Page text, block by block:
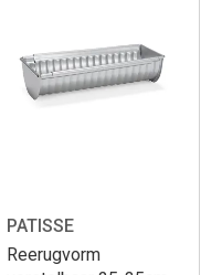
PATISSE
Reerugvorm